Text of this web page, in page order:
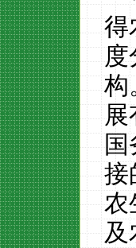
得
度
构
展
国
接
农
及